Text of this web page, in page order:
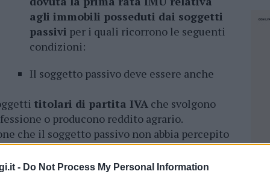
- Do Not Process My Personal Information
agli immobili posseduti dai soggetti
passivi per i quali ricorrono le seguenti
condizioni:
Il soggetto passivo deve essere anche
titolari di partita IVA che svolgono
o producono reddito agrario.
che il soggetto passivo non abbia percepito
a 10 milioni di euronel periodo d’imposta